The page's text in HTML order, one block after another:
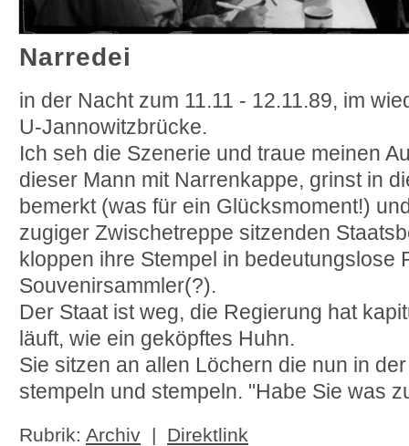
Narredei
in der Nacht zum 11.11 - 12.11.89, im
U-Jannowitzbrücke.
Ich seh die Szenerie und traue meinen
dieser Mann mit Narrenkappe, grinst in
bemerkt (was für ein Glücksmoment!)
zugiger Zwischetreppe sitzenden
kloppen ihre Stempel in bedeutungslose
Souvenirsammler(?).
Der Staat ist weg, die Regierung hat
läuft, wie ein geköpftes Huhn.
Sie sitzen an allen Löchern die nun in
stempeln und stempeln. "Habe Sie was
Rubrik: Archiv | Direktlink